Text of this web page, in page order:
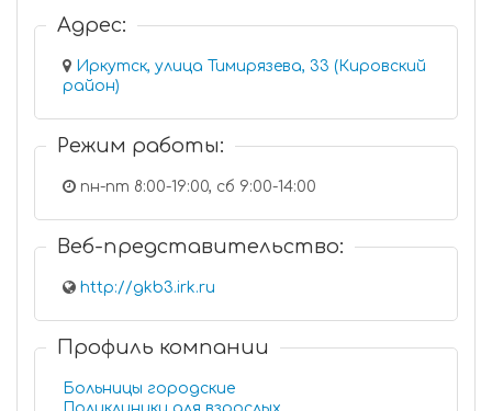
Адрес:
Иркутск, улица Тимирязева, 33 (Кировский
район)
Режим работы:
пн-пт 8:00-19:00, сб 9:00-14:00
Веб-представительство:
http://gkb3.irk.ru
Профиль компании
Больницы городские